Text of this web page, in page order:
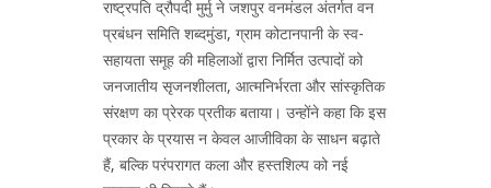
राष्ट्रपति द्रौपदी मुर्मु ने जशपुर वनमंडल अंतर्गत वन
प्रबंधन समिति शब्दमुंडा, ग्राम कोटानपानी के स्व-
सहायता समूह की महिलाओं द्वारा निर्मित उत्पादों को
जनजातीय सृजनशीलता, आत्मनिर्भरता और सांस्कृतिक
संरक्षण का प्रेरक प्रतीक बताया। उन्होंने कहा कि इस
प्रकार के प्रयास न केवल आजीविका के साधन बढ़ाते
हैं, बल्कि परंपरागत कला और हस्तशिल्प को नई